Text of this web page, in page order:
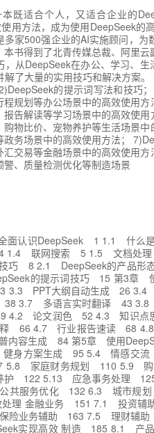
既适合个人，又适合企业的
用方法，成为使用DeepSeek的
多家500强企业的AI实施顾问，
本书得到了北青传媒总裁、阿里
，从DeepSeek在办公、学习、
解了大量的实用技巧和解决方案
的提示词写法和技巧
程规划等办公场景中的高效使用
报告解读等学习场景中的高效使
购物比价、宠物养护等生活场景
政务场景中的高效使用方法；
汇交易等金融场景中的高效使用
、质量检测优化等制造场景
面认识DeepSeek 1 1.1 什
1.4 联网搜索 5 1.5 文档处
技巧 8 2.1 DeepSeek的产品
的提示词技巧 15 第3章
3.3 PPT大纲自动生成 26
38 3.7 多语言实时翻译 43
4.2 论文润色 52 4.3 知识
66 4.7 行业报告速读 68
容生成 84 第5章 使用
身方案生成 95 5.4 情感交
5.8 家庭财务规划 110 5.9
护 122 5.13 应急事务处理
共服务优化 132 6.3 城市规
处理 金融业务 151 7.1 投资
险业务辅助 163 7.5 理财辅
实现高效 制造 185 8.1 产